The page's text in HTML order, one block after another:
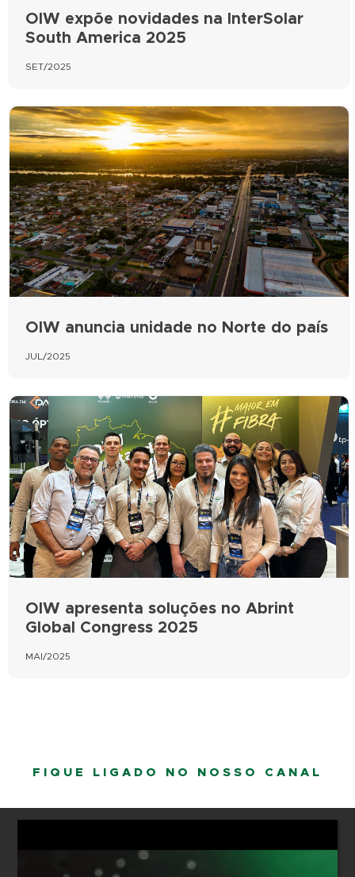
OIW expõe novidades na InterSolar
South America 2025
SET/2025
OIW anuncia unidade no Norte do país
JUL/2025
OIW apresenta soluções no Abrint
Global Congress 2025
MAI/2025
FIQUE LIGADO NO NOSSO CANAL